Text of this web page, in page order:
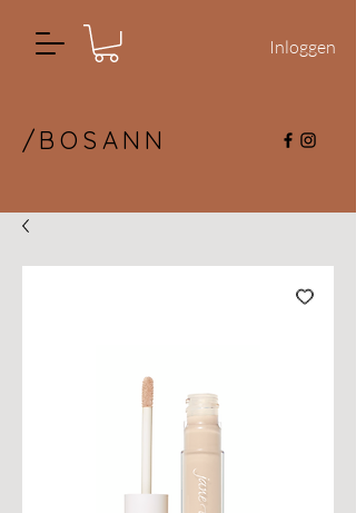
Inloggen
/BOSANN